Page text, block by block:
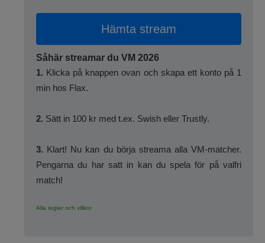
Hämta stream
Såhär streamar du VM 2026
1. Klicka på knappen ovan och skapa ett konto på 1
min hos Flax.
2. Sätt in 100 kr med t.ex. Swish eller Trustly.
3. Klart! Nu kan du börja streama alla VM-matcher.
Pengarna du har satt in kan du spela för på valfri
match!
Alla regler och villkor